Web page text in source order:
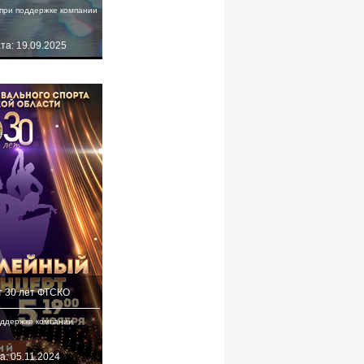
поддержке компании
19.09.2025
30 лет ФТСКО
компании
05.11.2024